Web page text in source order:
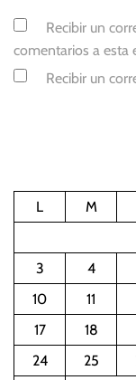
Recibir un
comentarios a esta
Recibir un
L
M
3
4
10
11
17
18
24
25